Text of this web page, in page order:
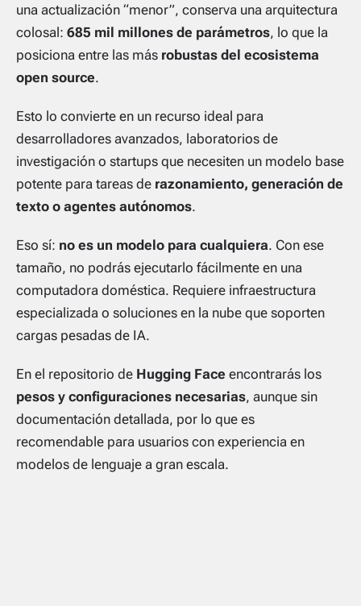
una actualización “menor”, conserva una arquitectura
colosal: 685 mil millones de parámetros, lo que la
posiciona entre las más robustas del ecosistema
open source.
Esto lo convierte en un recurso ideal para
desarrolladores avanzados, laboratorios de
investigación o startups que necesiten un modelo base
potente para tareas de razonamiento, generación de
texto o agentes autónomos.
Eso sí: no es un modelo para cualquiera. Con ese
tamaño, no podrás ejecutarlo fácilmente en una
computadora doméstica. Requiere infraestructura
especializada o soluciones en la nube que soporten
cargas pesadas de IA.
En el repositorio de Hugging Face encontrarás los
pesos y configuraciones necesarias, aunque sin
documentación detallada, por lo que es
recomendable para usuarios con experiencia en
modelos de lenguaje a gran escala.